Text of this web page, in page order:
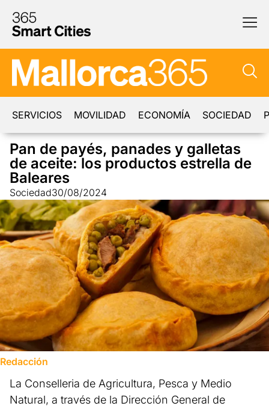
SERVICIOS MOVILIDAD ECONOMÍA SOCIEDAD
Pan de payés, panades y galletas
de aceite: los productos estrella de
Baleares
Sociedad30/08/2024
Redacción
La Conselleria de Agricultura, Pesca y Medio
Natural, a través de la Dirección General de